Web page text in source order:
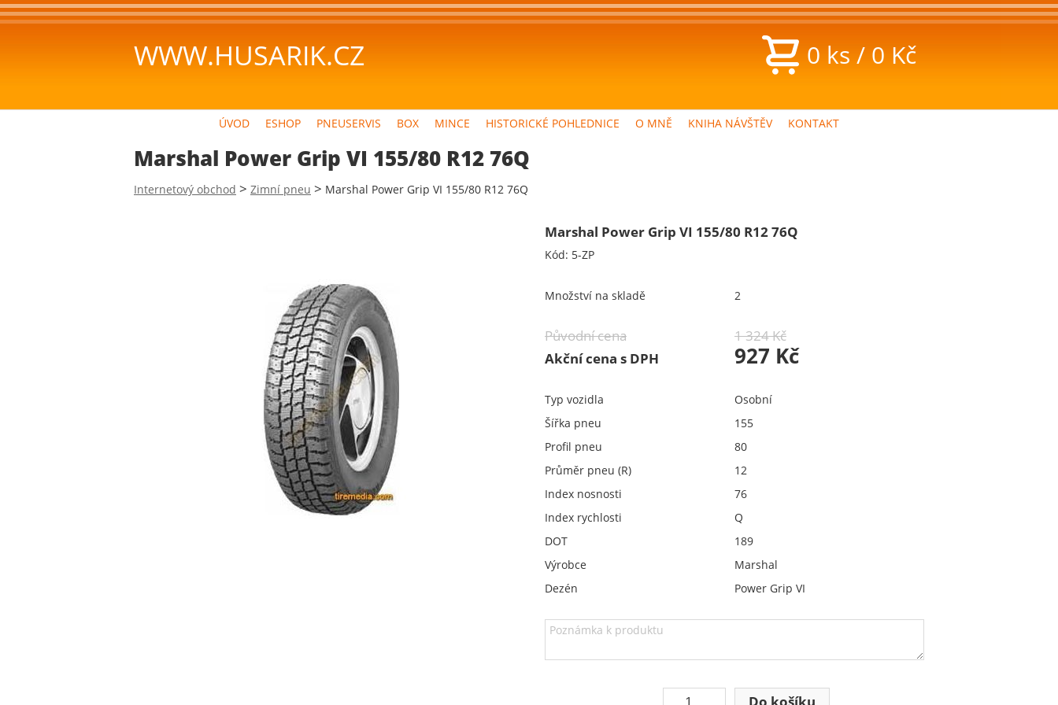
WWW.HUSARIK.CZ 0 ks / 0 Kč
ÚVOD ESHOP PNEUSERVIS BOX MINCE HISTORICKÉ POHLEDNICE O MNĚ KNIHA NÁVŠTĚV KONTAKT
Marshal Power Grip VI 155/80 R12 76Q
Internetový obchod > Zimní pneu > Marshal Power Grip VI 155/80 R12 76Q
Marshal Power Grip VI 155/80 R12 76Q
Kód: 5-ZP
Množství na skladě 2
Původní cena
1 324 Kč
Akční cena s DPH
927 Kč
Typ vozidla
Osobní
Šířka pneu
155
Profil pneu
80
Průměr pneu (R)
12
Index nosnosti
76
Index rychlosti
Q
DOT
189
Výrobce
Marshal
Dezén
Power Grip VI